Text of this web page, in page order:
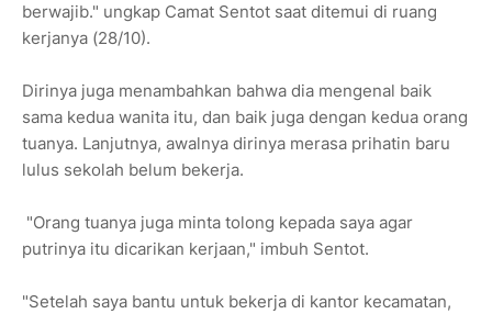
berwajib." ungkap Camat Sentot saat ditemui di ruang
kerjanya (28/10).
Dirinya juga menambahkan bahwa dia mengenal baik
sama kedua wanita itu, dan baik juga dengan kedua orang
tuanya. Lanjutnya, awalnya dirinya merasa prihatin baru
lulus sekolah belum bekerja.
"Orang tuanya juga minta tolong kepada saya agar
putrinya itu dicarikan kerjaan," imbuh Sentot.
"Setelah saya bantu untuk bekerja di kantor kecamatan,